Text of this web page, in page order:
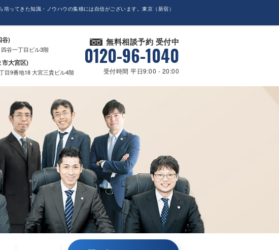
ってきた知識・ノウハウの集積には自信がございます。東京（新宿）
谷)
谷一丁目ビル3階
市大宮区)
目9番地18 大宮三貴ビル4階
無料相談予約 受付中
0120-96-1040
受付時間 平日9:00 - 20:00